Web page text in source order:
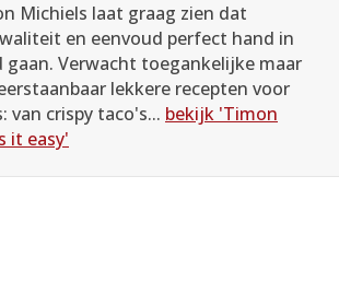
Michiels laat graag zien dat
en eenvoud perfect hand in
gaan. Verwacht toegankelijke maar
lekkere recepten voor
van crispy taco's... bekijk 'Timon
it easy'